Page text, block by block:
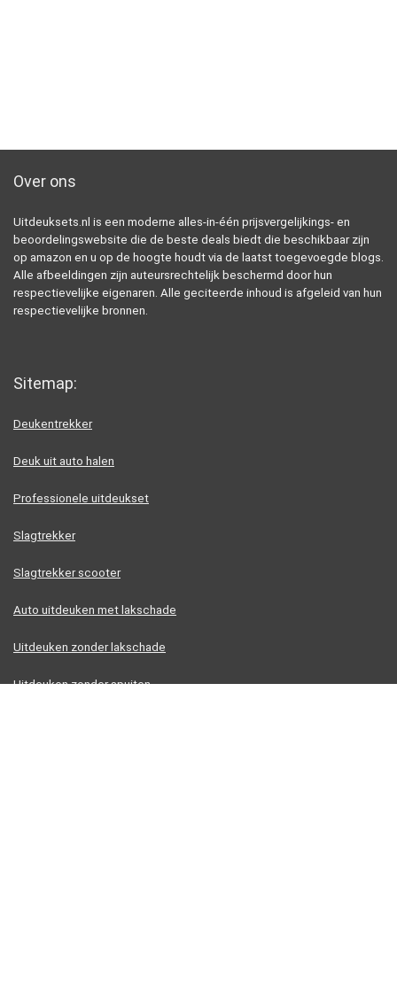
Over ons
Uitdeuksets.nl is een moderne alles-in-één prijsvergelijkings- en
beoordelingswebsite die de beste deals biedt die beschikbaar zijn
op amazon en u op de hoogte houdt via de laatst toegevoegde blogs.
Alle afbeeldingen zijn auteursrechtelijk beschermd door hun
respectievelijke eigenaren. Alle geciteerde inhoud is afgeleid van hun
respectievelijke bronnen.
Sitemap:
Deukentrekker
Deuk uit auto halen
Professionele uitdeukset
Slagtrekker
Slagtrekker scooter
Auto uitdeuken met lakschade
Uitdeuken zonder lakschade
Uitdeuken zonder spuiten